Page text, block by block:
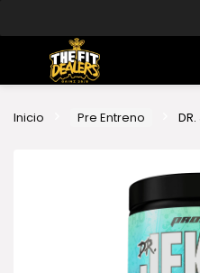
Inicio Pre Entreno DR.